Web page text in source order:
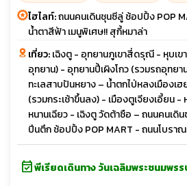
ไฮไลท์:ถนนคนเดินชุนซีลู่ ช้อปปิ้ง POP
น้ำตาสีฟ้า เมนูพิเศษ!! สุกี้หมาล่า
เที่ยว:เฉิงตู - อุทยานภูเขาสี่ดรุณี - หุบเข
อุทยาน) - อุทยานปี้เผิงโกว (รวมรถอุทยา
ทะเลสาบปันหยาง – น้ำตกไป่หลงเมือง
(รวมกระเช้าขึ้นลง) - เมืองตูเจียงเอี้ยน
หนานเฉียว - เฉิงตู วัดต้าซือ – ถนนคนเดิ
ปีนตึก ช้อปปิ้ง POP MART - ถนนโบราณ
event_availableพีเรียดเดินทาง วันเฉลิมพระชนมพรร